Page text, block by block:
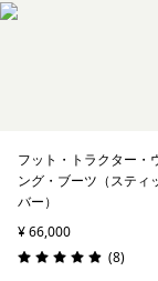
フット・トラクター・
ング・ブーツ（スティ
バー）
¥ 66,000
評価: 4.9 / 5
(8レビュ
)